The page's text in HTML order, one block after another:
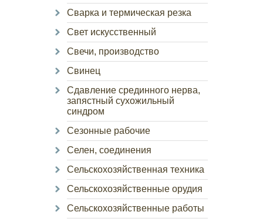
Сварка и термическая резка
Свет искусственный
Свечи, производство
Свинец
Сдавление срединного нерва,
запястный сухожильный
синдром
Сезонные рабочие
Селен, соединения
Сельскохозяйственная техника
Сельскохозяйственные орудия
Сельскохозяйственные работы